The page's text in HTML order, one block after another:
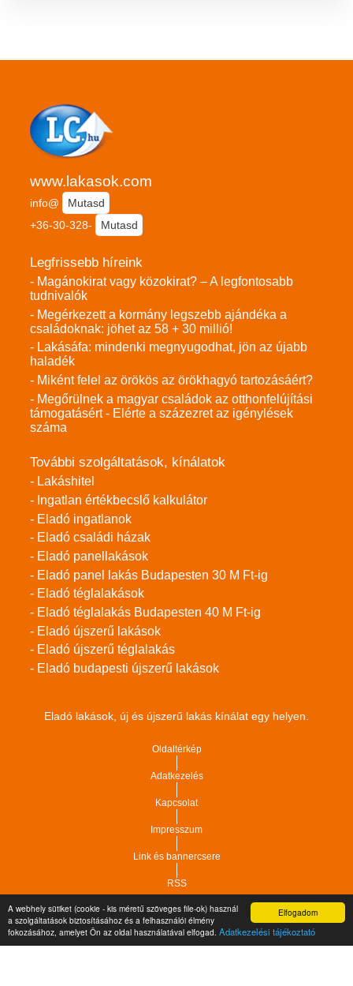
Elfogadom
A webhely sütiket (cookie - kis méretű szöveges file-ok) használ
a szolgáltatások biztosításához és a felhasználói élmény
fokozásához, amelyet Ön az oldal használatával elfogad. Adatkezelési tájékoztató
www.lakasok.com
info@
Mutasd
+36-30-328-
Mutasd
Legfrissebb híreink
- Magánokirat vagy közokirat? – A legfontosabb
tudnivalók
- Megérkezett a kormány legszebb ajándéka a
családoknak: jöhet az 58 + 30 millió!
- Lakásáfa: mindenki megnyugodhat, jön az újabb
haladék
- Miként felel az örökös az örökhagyó tartozásáért?
- Megőrülnek a magyar családok az otthonfelújítási
támogatásért - Elérte a százezret az igénylések
száma
További szolgáltatások, kínálatok
- Lakáshitel
- Ingatlan értékbecslő kalkulátor
- Eladó ingatlanok
- Eladó családi házak
- Eladó panellakások
- Eladó panel lakás Budapesten 30 M Ft-ig
- Eladó téglalakások
- Eladó téglalakás Budapesten 40 M Ft-ig
- Eladó újszerű lakások
- Eladó újszerű téglalakás
- Eladó budapesti újszerű lakások
Eladó lakások, új és újszerű lakás kínálat egy helyen.
Oldaltérkép
Adatkezelés
Kapcsolat
Impresszum
Link és bannercsere
RSS
Copyright © 2021.Vár-Köz Kft. - Ingatlan nyilvántartó, ügyviteli és
adminisztrációs szoftver